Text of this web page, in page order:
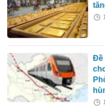
Đề